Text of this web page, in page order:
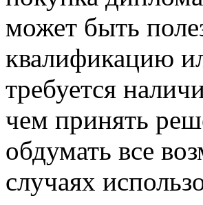
может быть
квалификацию
требуется
чем принять
обдумать все
случаях